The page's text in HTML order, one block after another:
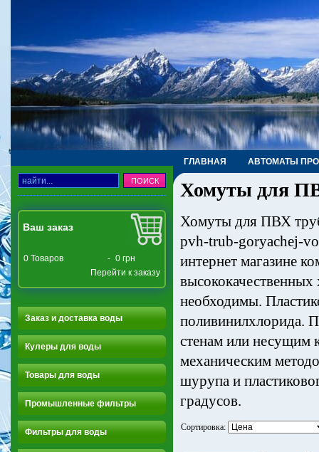
ГЛАВНАЯ АВТОМАТЫ
ТРУБЫ, ФИТИНГИ, КРАНЫ
Ваш заказ
0 Товаров - 0 грн
Перейти к заказу
Заказ и доставка воды
Кулеры для воды
Товары для воды
Промышленные фильтры
Фильтры для воды
Хомуты для
Хомуты для ПВХ
pvh-trub-goryachej-
интернет магазине
необходимы.
поливинилхлорида.
стенам или несущим
механическим
шурупа и
градусов.
Сортировка: